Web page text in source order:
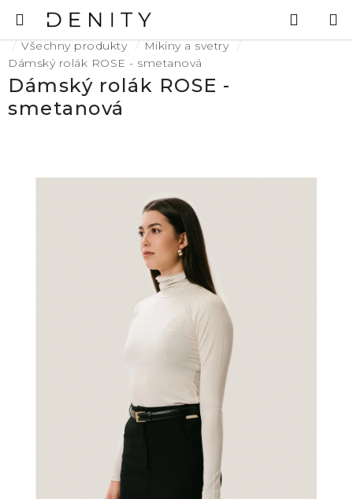
na
obsah
Hledat
Domů
Všechny produkty
Mikiny a svetry
Dámský rolák ROSE - smetanová
Dámský rolák ROSE -
smetanová